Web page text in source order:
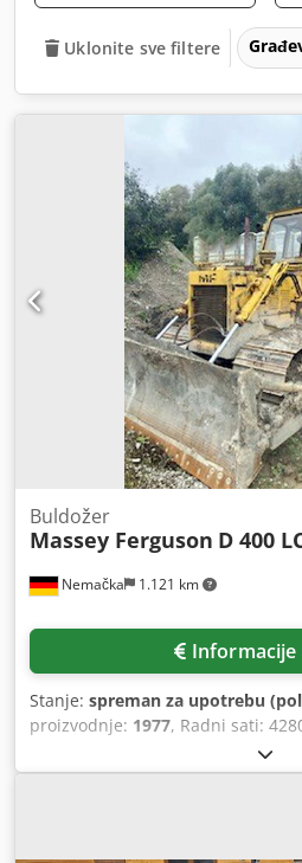
Uklonite sve filtere
Nemačka 1.121 km
Buldožer
Massey Ferguson D 400
Informacije
Stanje: spreman za upotrebu
proizvodnje: 1977, Radni sati:
ploča: 550mm, razmak gusenica:
gusenica: 2090mm, dužina